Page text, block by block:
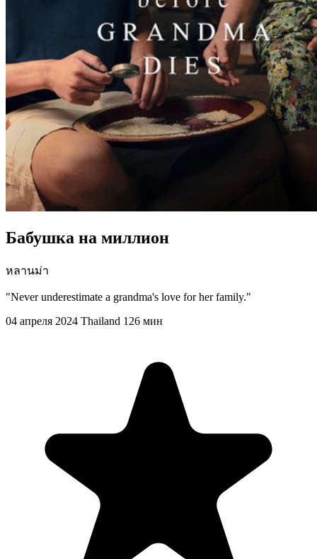
Бабушка на миллион
หลานม่า
"Never underestimate a grandma's love for her family."
04 апреля 2024 Thailand 126 мин